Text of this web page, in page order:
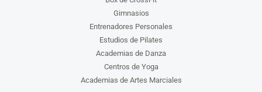
Gimnasios
Entrenadores Personales
Estudios de Pilates
Academias de Danza
Centros de Yoga
Academias de Artes Marciales